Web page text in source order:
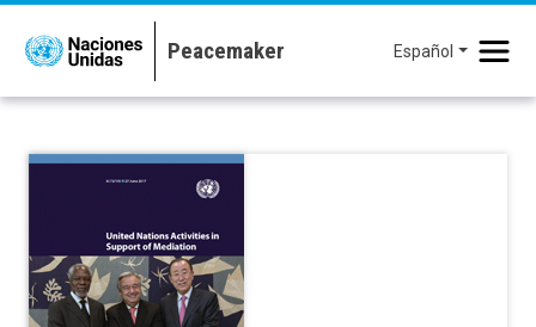
Pasar al contenido principal
Español